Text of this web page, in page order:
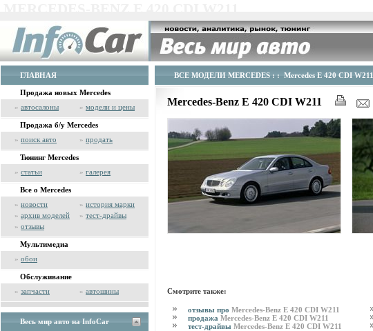
ГЛАВНАЯ
Продажа новых Mercedes
» автосалоны » модели и цены
Продажа б/у Mercedes
» поиск авто » продать
Тюнинг Mercedes
» статьи » галерея
Все о Mercedes
» новости » история марки
» архив моделей » тест-драйвы
» отзывы
Мультимедиа
» обои
Обслуживание
» запчасти » автошины
Весь мир авто на InfoCar
ВСЕ МОДЕЛИ MERCEDES : : Mercedes E 420 CDI W211
Mercedes-Benz E 420 CDI W211
Смотрите также:
отзывы про Mercedes-Benz E 420 CDI W211
продажа Mercedes-Benz E 420 CDI W211
тест-драйвы Mercedes-Benz E 420 CDI W211